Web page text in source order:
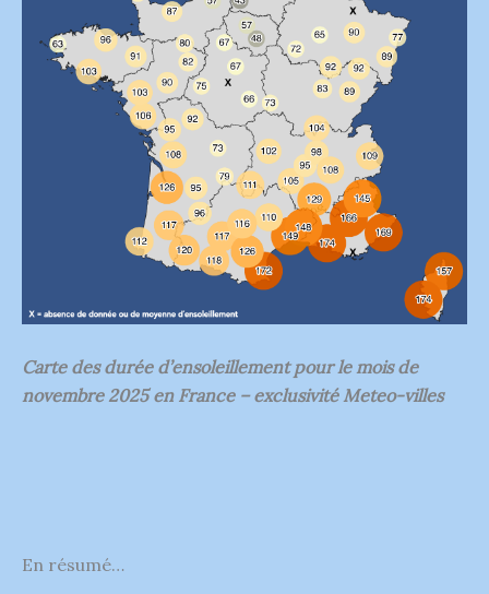
Carte des durée d’ensoleillement pour le mois de
novembre 2025 en France – exclusivité Meteo-villes
En résumé…